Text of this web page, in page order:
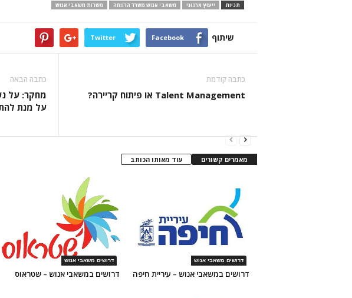
תגיות ייעוץ ארגוני משאבי אנוש משרד הרווחה משרות משאבי אנוש
שיתוף Facebook
Twitter
כתבה קודמת
Talent Management או פיתוח קריירה?
כתבה הבאה
מחקר: על
על מנת
מאמרים קשורים עוד מאותו הכותב
דרושים משאבי אנוש
דרושים במשאבי אנוש – שטראוס
דרושים משאבי אנוש
דרושים במשאבי אנוש – עיריית חיפה